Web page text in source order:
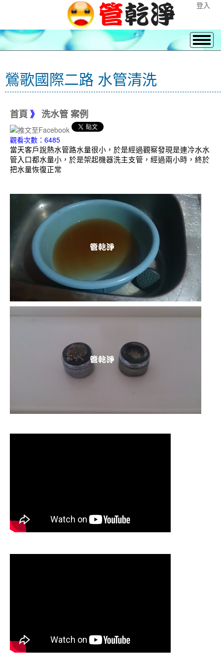
登入
鶯歌國際二路 水管清洗
首頁 》 洗水管 案例
觀看次數：6485
當天客戶說熱水管路水量很小，於是經過觀察發現是連冷水水
管入口都水量小，於是架起機器洗主支管，經過兩小時，終於
把水量恢復正常